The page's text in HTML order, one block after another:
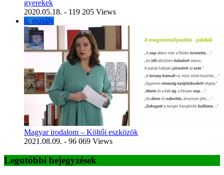
gyerekek
2020.05.18. - 119 205 Views
6. osztály
Magyar irodalom – Költői eszközök
2021.08.09. - 96 069 Views
Legutóbbi bejegyzések